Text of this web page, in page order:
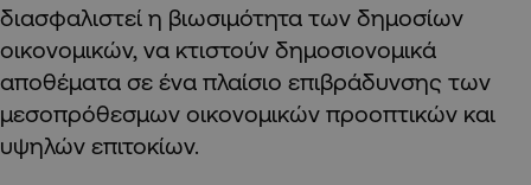
διασφαλιστεί η βιωσιμότητα των δημοσίων
οικονομικών, να κτιστούν δημοσιονομικά
αποθέματα σε ένα πλαίσιο επιβράδυνσης των
μεσοπρόθεσμων οικονομικών προοπτικών και
υψηλών επιτοκίων.